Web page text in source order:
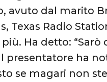
avuto dal marito
Texas Radio
Ha detto:
presentatore ha
se magari non